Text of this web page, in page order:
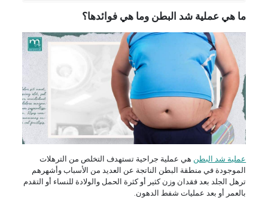
ما هي عملية شد البطن وما هي فوائدها؟
عملية شد البطن هي عملية جراحية تستهدف التخلص من الترهلات
الموجودة في منطقة البطن الناتجة عن العديد من الأسباب وأشهرهم
ترهل الجلد بعد فقدان وزن كثير أو كثرة الحمل والولادة للنساء أو التقدم
بالعمر أو بعد عمليات شفط الدهون.